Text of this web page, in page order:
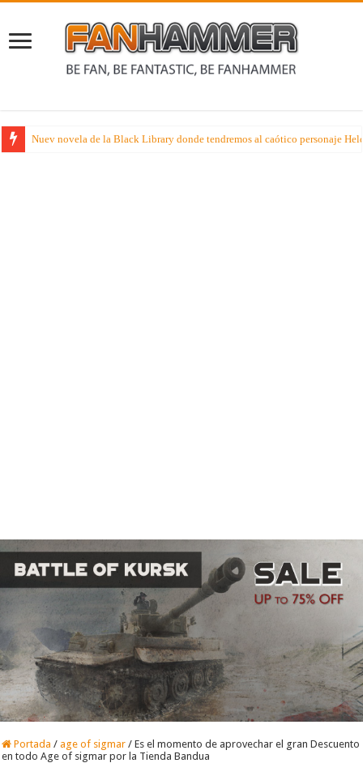
Cubil de Pumuky – Disfruta de la brillante armadura de los Lumineth de
Portada / age of sigmar / Es el momento de aprovechar el gran Descuento
en todo Age of sigmar por la Tienda Bandua